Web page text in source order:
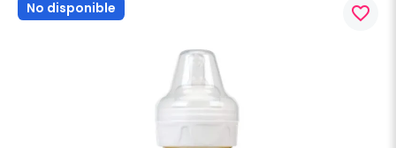
No disponible favorite_border